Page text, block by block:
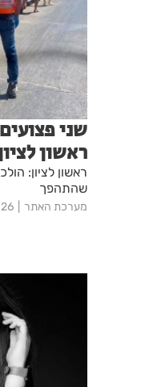
שני
ראשון
ראשון לציון:
שהתהפך
מערכת האתר